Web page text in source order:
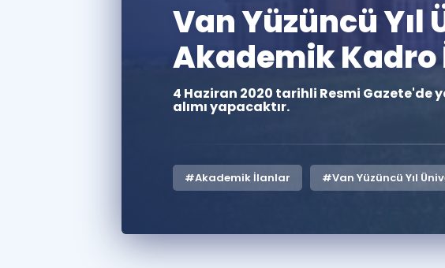
Van Yüzüncü Yıl
Akademik Kadro
4 Haziran 2020 tarihli Resmi Gazete'de
alımı yapacaktır.
#Akademik İlanlar #Van Yüzüncü Yıl